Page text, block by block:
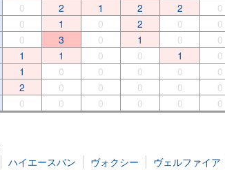
0 2 1 2 2 0
0 1 0 2 0 0
0 3 0 1 0 0
1 1 0 0 1 0
1 0 0 0 0 0
2 0 0 0 0 0
0 0 0 0 0 0
ハイエースバン ヴォクシー ヴェルファイア